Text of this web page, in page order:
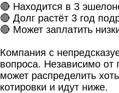
🔴 Находится в 3
🔴 Долг растёт 3 год
🔴 Может заплатить
Компания с
вопроса. Независимо от
может распределить
котировки и идут ниже.